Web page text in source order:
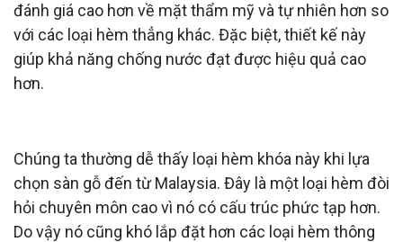
đánh giá cao hơn về mặt thẩm mỹ và tự nhiên hơn so
với các loại hèm thẳng khác. Đặc biệt, thiết kế này
giúp khả năng chống nước đạt được hiệu quả cao
hơn.
Chúng ta thường dễ thấy loại hèm khóa này khi lựa
chọn sàn gỗ đến từ Malaysia. Đây là một loại hèm đòi
hỏi chuyên môn cao vì nó có cấu trúc phức tạp hơn.
Do vậy nó cũng khó lắp đặt hơn các loại hèm thông